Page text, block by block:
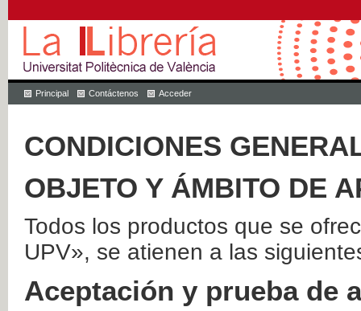
Principal Contáctenos Acceder
CONDICIONES
OBJETO Y ÁMBITO DE
Todos los productos que se
UPV», se atienen a las
Aceptación y prueba de